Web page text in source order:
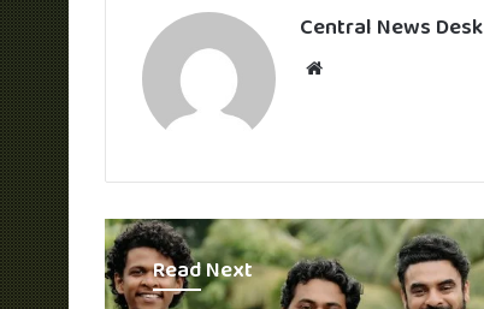
Central News Desk
Read Next